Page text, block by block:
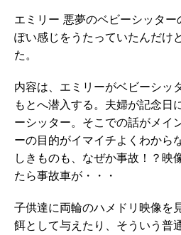
エミリー 悪夢のベビーシッタ
ぽい感じをうたっていたんだけ
た。
内容は、エミリーがベビーシッ
もとへ潜入する。夫婦が記念日
ーシッター。そこでの話がメイ
ーの目的がイマイチよくわから
しきものも、なぜか事故！？映
たら事故車が・・・
子供達に両輪のハメドリ映像を
餌として与えたり、そういう普